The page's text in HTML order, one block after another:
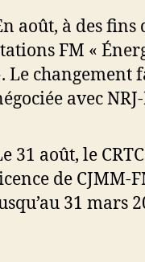
août, à des fins
FM «
Le changement
avec
31 août, le
de CJMM-
31 mars